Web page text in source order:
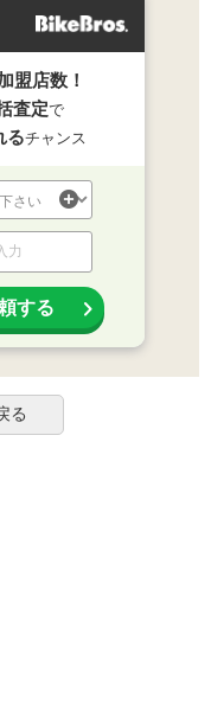
盟店数！
査定で
るチャンス
する
る